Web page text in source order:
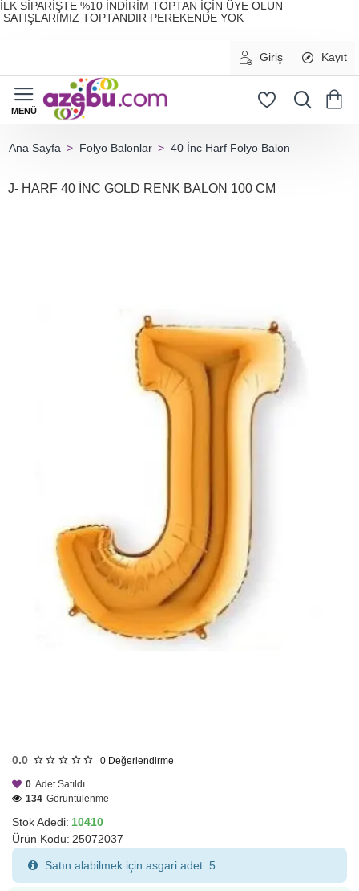
İLK SİPARİŞTE %10 İNDİRİM TOPTAN İÇİN ÜYE OLUN
SATIŞLARIMIZ TOPTANDIR PEREKENDE YOK
Giriş Kayıt
Folyo Balonlar 40 İnc Harf Folyo Balon
J- HARF 40 İNC GOLD RENK BALON 100 CM
0.0 0 Değerlendirme
Stok Adedi: 10410
Ürün Kodu: 25072037
0 Adet Satıldı
134 Görüntülenme
Satın alabilmek için asgari adet: 5